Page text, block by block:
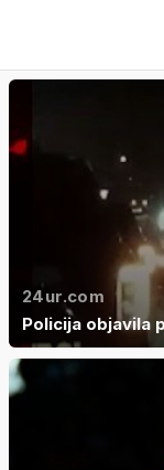
24ur.com
Policija objavila